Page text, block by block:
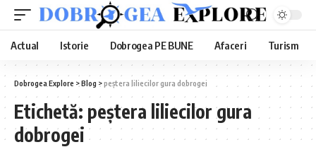
Actual Istorie Dobrogea PE BUNE Afaceri Turism
Dobrogea Explore >Blog >peștera liliecilor gura dobrogei
Etichetă: peștera liliecilor gura
dobrogei